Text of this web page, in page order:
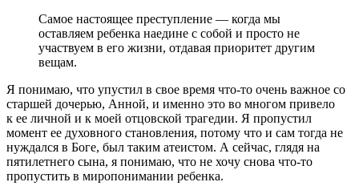
Самое настоящее преступление — когда мы
оставляем ребенка наедине с собой и просто не
участвуем в его жизни, отдавая приоритет другим
вещам.
Я понимаю, что упустил в свое время что-то очень важное со
старшей дочерью, Анной, и именно это во многом привело
к ее личной и к моей отцовской трагедии. Я пропустил
момент ее духовного становления, потому что и сам тогда не
нуждался в Боге, был таким атеистом. А сейчас, глядя на
пятилетнего сына, я понимаю, что не хочу снова что-то
пропустить в миропонимании ребенка.